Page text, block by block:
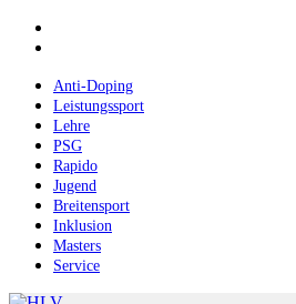
Skip
contentAnti-Doping
Leistungssport
Lehre
PSG
Rapido
Jugend
Breitensport
Inklusion
Masters
Service